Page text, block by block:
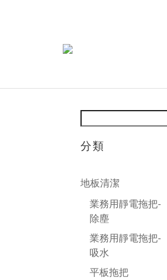
分類
地板清潔
業務用靜電拖把-
除塵
業務用靜電拖把-
吸水
平板拖把